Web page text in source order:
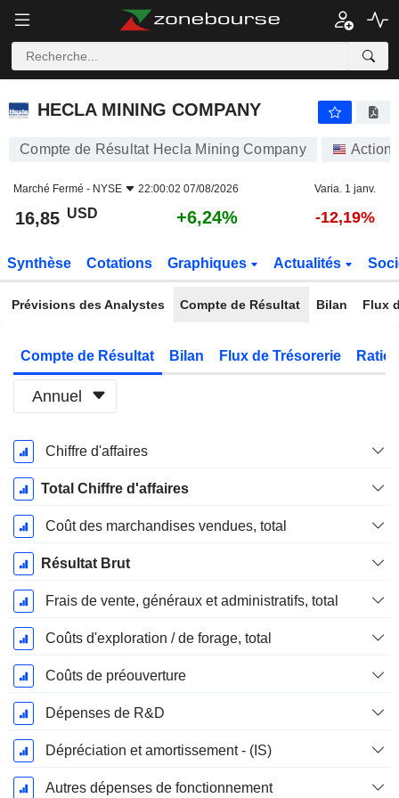
HECLA MINING COMPANY
HECLA MINING COMPANY
Compte de Résultat Hecla Mining Company Actions
Marché Fermé - NYSE 22:00:02 07/08/2026 Varia. 1 janv.
16,85 USD +6,24% -12,19%
Synthèse Cotations Graphiques Actualités
Prévisions des Analystes Compte de Résultat Bilan Flux
Compte de Résultat Bilan Flux de Trésorerie
Annuel
Période
Fiscale:
Décembre
Chiffre d'affaires
Total Chiffre d'affaires
Coût des marchandises vendues, total
Résultat Brut
Frais de vente, généraux et administratifs, total
Coûts d'exploration / de forage, total
Coûts de préouverture
Dépenses de R&D
Dépréciation et amortissement - (IS)
Autres dépenses de fonctionnement